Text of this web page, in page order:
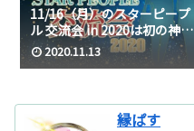
11/16（月）のスターピープ
ル 交流会 in 2020は初の神楽
坂開催の予定となります。
2020.11.13
縁ぱす